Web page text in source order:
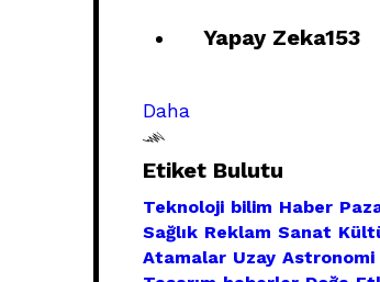
Yapay Zeka153
Daha
Etiket Bulutu
Teknoloji bilim Haber
Sağlık Reklam Sanat
Atamalar Uzay Astronomi